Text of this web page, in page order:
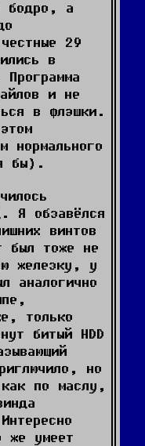
бодро, а
29
в
и не
в флэшки.
нормального
бы).
Я обзавёлся
винтов
был тоже не
железку, у
аналогично
только
битый HDD
но
по маслу,
же умеет